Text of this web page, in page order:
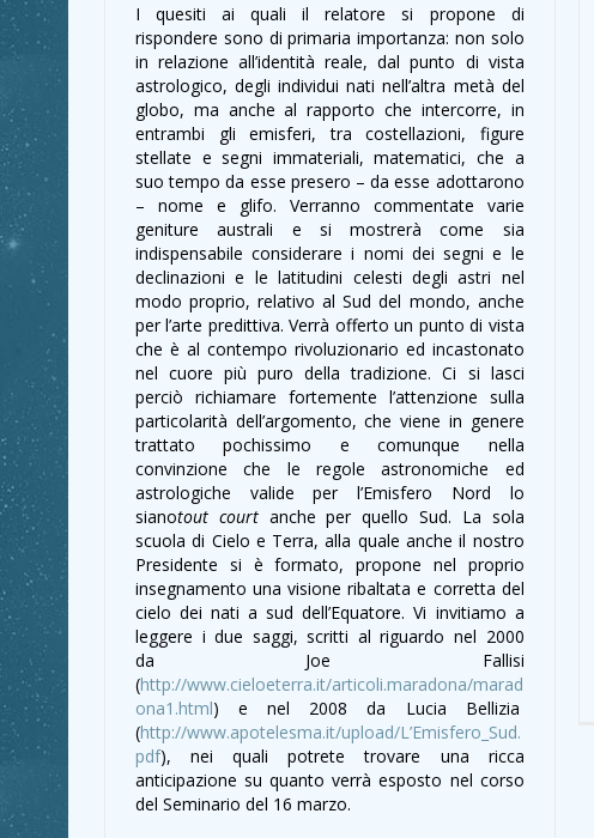
I quesiti ai quali il relatore si propone di
rispondere sono di primaria importanza: non solo
in relazione all’identità reale, dal punto di vista
astrologico, degli individui nati nell’altra metà del
globo, ma anche al rapporto che intercorre, in
entrambi gli emisferi, tra costellazioni, figure
stellate e segni immateriali, matematici, che a
suo tempo da esse presero – da esse adottarono
– nome e glifo. Verranno commentate varie
geniture australi e si mostrerà come sia
indispensabile considerare i nomi dei segni e le
declinazioni e le latitudini celesti degli astri nel
modo proprio, relativo al Sud del mondo, anche
per l’arte predittiva. Verrà offerto un punto di vista
che è al contempo rivoluzionario ed incastonato
nel cuore più puro della tradizione. Ci si lasci
perciò richiamare fortemente l’attenzione sulla
particolarità dell’argomento, che viene in genere
trattato pochissimo e comunque nella
convinzione che le regole astronomiche ed
astrologiche valide per l’Emisfero Nord lo
sianotout courtanche per quello Sud. La sola
scuola di Cielo e Terra, alla quale anche il nostro
Presidente si è formato, propone nel proprio
insegnamento una visione ribaltata e corretta del
cielo dei nati a sud dell’Equatore. Vi invitiamo a
leggere i due saggi, scritti al riguardo nel 2000
da Joe Fallisi
(http://www.cieloeterra.it/articoli.maradona/marad
ona1.html) e nel 2008 da Lucia Bellizia
(http://www.apotelesma.it/upload/L’Emisfero_Sud.
pdf), nei quali potrete trovare una ricca
anticipazione su quanto verrà esposto nel corso
del Seminario del 16 marzo.